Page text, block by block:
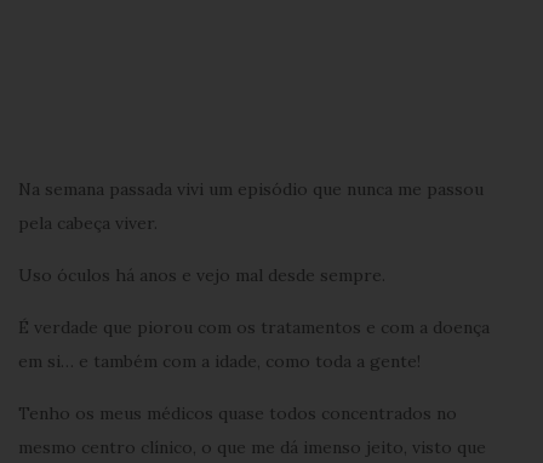
Na semana passada vivi um episódio que nunca me passou
pela cabeça viver.
Uso óculos há anos e vejo mal desde sempre.
É verdade que piorou com os tratamentos e com a doença
em si… e também com a idade, como toda a gente!
Tenho os meus médicos quase todos concentrados no
mesmo centro clínico, o que me dá imenso jeito, visto que